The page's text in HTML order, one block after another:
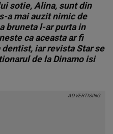
sotie, Alina, sunt din
a mai auzit nimic de
bruneta l-ar purta in
ca aceasta ar fi
iar revista Star se
de la Dinamo isi